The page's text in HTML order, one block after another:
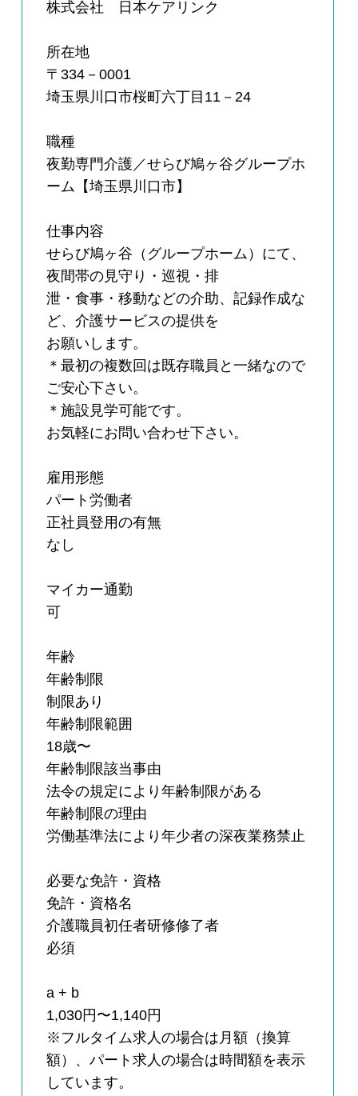
株式会社 日本ケアリンク
所在地
〒334－0001
埼玉県川口市桜町六丁目11－24
職種
夜勤専門介護／せらび鳩ヶ谷グループホ
ーム【埼玉県川口市】
仕事内容
せらび鳩ヶ谷（グループホーム）にて、
夜間帯の見守り・巡視・排
泄・食事・移動などの介助、記録作成な
ど、介護サービスの提供を
お願いします。
＊最初の複数回は既存職員と一緒なので
ご安心下さい。
＊施設見学可能です。
お気軽にお問い合わせ下さい。
雇用形態
パート労働者
正社員登用の有無
なし
マイカー通勤
可
年齢
年齢制限
制限あり
年齢制限範囲
18歳〜
年齢制限該当事由
法令の規定により年齢制限がある
年齢制限の理由
労働基準法により年少者の深夜業務禁止
必要な免許・資格
免許・資格名
介護職員初任者研修修了者
必須
a + b
1,030円〜1,140円
※フルタイム求人の場合は月額（換算
額）、パート求人の場合は時間額を表示
しています。